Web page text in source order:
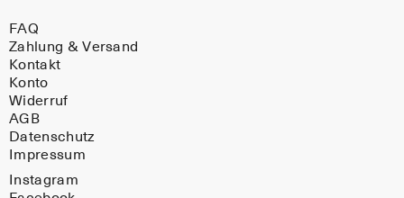
FAQ
Zahlung & Versand
Kontakt
Konto
Widerruf
AGB
Datenschutz
Impressum
Instagram